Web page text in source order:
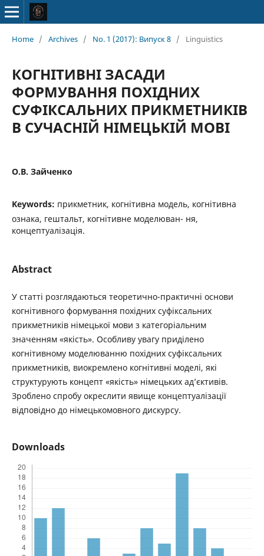
Home / Archives / No. 1 (2017): Випуск 8 / Linguistics
КОГНІТИВНІ ЗАСАДИ
ФОРМУВАННЯ ПОХІДНИХ
СУФІКСАЛЬНИХ ПРИКМЕТНИКІВ
В СУЧАСНІЙ НІМЕЦЬКІЙ МОВІ
О.В. Зайченко
Keywords: прикметник, когнітивна модель, когнітивна
ознака, гештальт, когнітивне моделюван- ня,
концептуалізація.
Abstract
У статті розглядаються теоретично-практичні основи
когнітивного формування похідних суфіксальних
прикметників німецької мови з категоріальним
значенням «якість». Особливу увагу приділено
когнітивному моделюванню похідних суфіксальних
прикметників, виокремлено когнітивні моделі, які
структурують концепт «якість» німецьких ад’єктивів.
Зроблено спробу окреслити явище концептуалізації
відповідно до німецькомовного дискурсу.
Downloads